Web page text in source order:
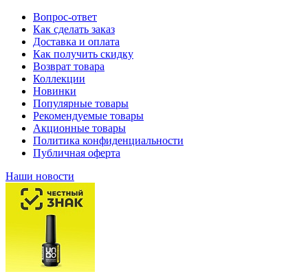
Вопрос-ответ
Как сделать заказ
Доставка и оплата
Как получить скидку
Возврат товара
Коллекции
Новинки
Популярные товары
Рекомендуемые товары
Акционные товары
Политика конфиденциальности
Публичная оферта
Наши новости